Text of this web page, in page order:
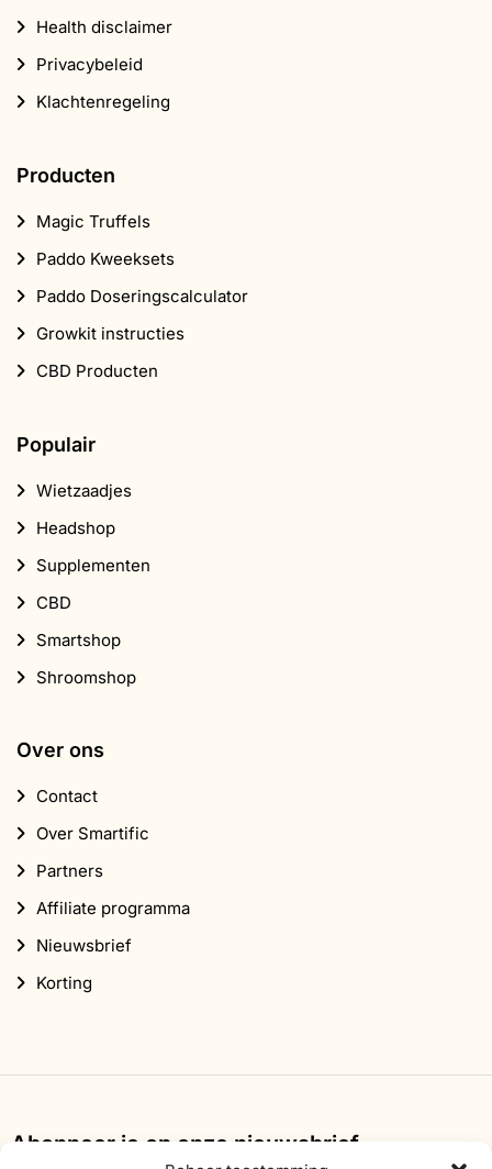
Health disclaimer
Privacybeleid
Klachtenregeling
Producten
Magic Truffels
Paddo Kweeksets
Paddo Doseringscalculator
Growkit instructies
CBD Producten
Populair
Wietzaadjes
Headshop
Supplementen
CBD
Smartshop
Shroomshop
Over ons
Contact
Over Smartific
Partners
Affiliate programma
Nieuwsbrief
Korting
Abonneer je op onze nieuwsbrief